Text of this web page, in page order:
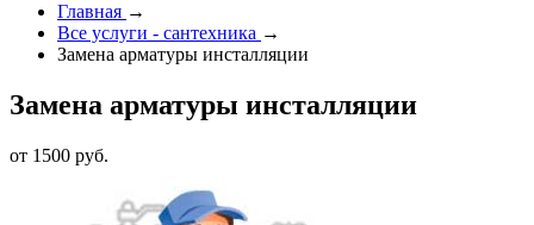
Главная →
Все услуги - cантехника →
Замена арматуры инсталляции
Замена арматуры инсталляции
от 1500 руб.